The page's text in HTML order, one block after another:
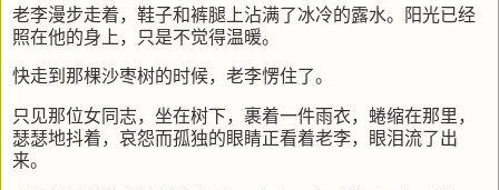
老李漫步走着，鞋子和裤腿上沾满了冰冷的露水。阳光已经
照在他的身上，只是不觉得温暖。
快走到那棵沙枣树的时候，老李愣住了。
只见那位女同志，坐在树下，裹着一件雨衣，蜷缩在那里，
瑟瑟地抖着，哀怨而孤独的眼睛正看着老李，眼泪流了出
来。